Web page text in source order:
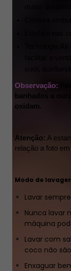
Elástico nas
Tecnologia
facilitar a
suor,
Observação:
banhados a
oxidam.
Atenção: A
relação a foto
Modo de
Lavar
Nunca lavar
máquina
Lavar com
coco não
Enxaguar